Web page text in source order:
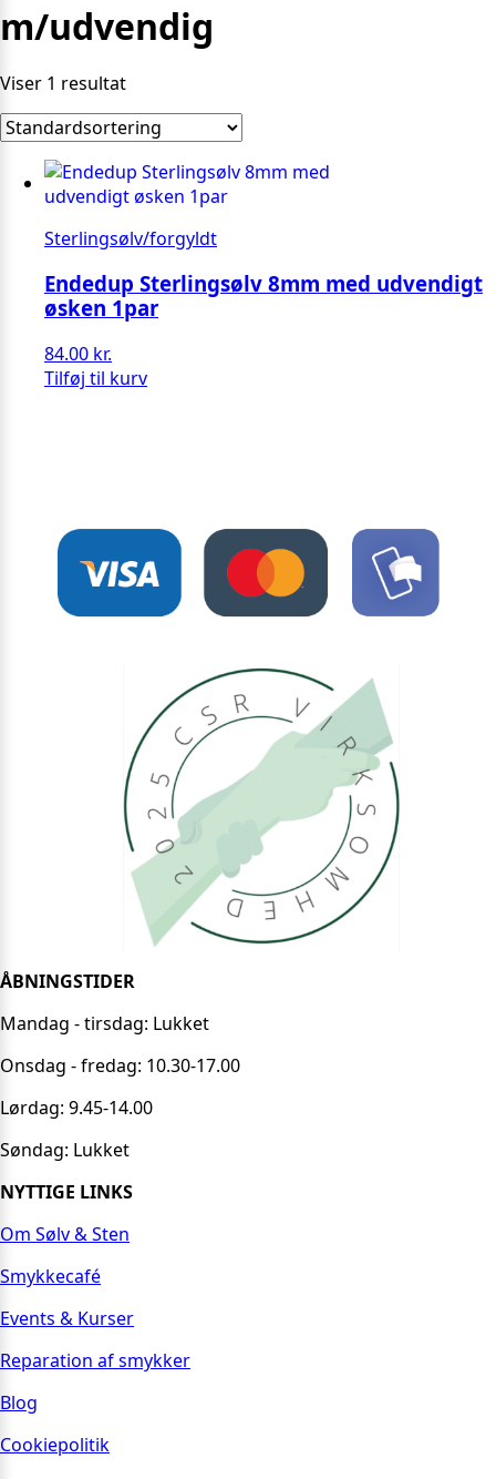
m/udvendig
Viser 1 resultat
Sterlingsølv/forgyldt
Endedup Sterlingsølv 8mm med udvendigt
øsken 1par
84.00 kr.
Tilføj til kurv
ÅBNINGSTIDER
Mandag - tirsdag: Lukket
Onsdag - fredag: 10.30-17.00
Lørdag: 9.45-14.00
Søndag: Lukket
NYTTIGE LINKS
Om Sølv & Sten
Smykkecafé
Events & Kurser
Reparation af smykker
Blog
Cookiepolitik